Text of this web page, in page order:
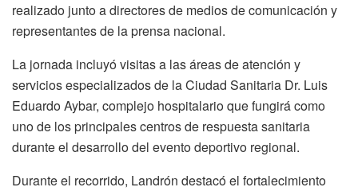
realizado junto a directores de medios de comunicación y
representantes de la prensa nacional.
La jornada incluyó visitas a las áreas de atención y
servicios especializados de la Ciudad Sanitaria Dr. Luis
Eduardo Aybar, complejo hospitalario que fungirá como
uno de los principales centros de respuesta sanitaria
durante el desarrollo del evento deportivo regional.
Durante el recorrido, Landrón destacó el fortalecimiento